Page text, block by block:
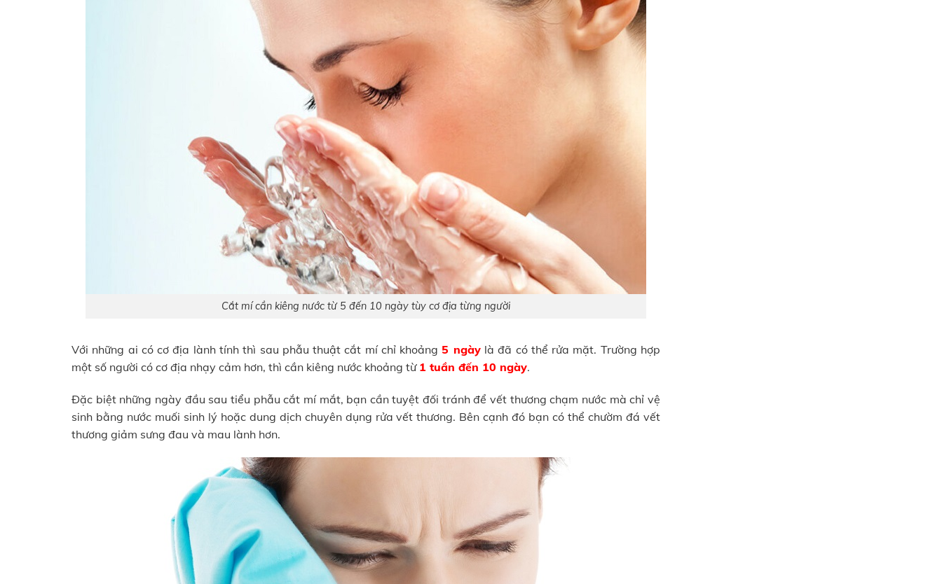
Cắt mí cần kiêng nước từ 5 đến 10 ngày tùy cơ địa từng người
Với những ai có cơ địa lành tính thì sau phẫu thuật cắt mí chỉ khoảng 5 ngàylà đã có thể rửa mặt. Trường hợp
một số người có cơ địa nhạy cảm hơn, thì cần kiêng nước khoảng từ 1 tuần đến 10 ngày.
Đặc biệt những ngày đầu sau tiểu phẫu cắt mí mắt, bạn cần tuyệt đối tránh để vết thương chạm nước mà chỉ vệ
sinh bằng nước muối sinh lý hoặc dung dịch chuyên dụng rửa vết thương. Bên cạnh đó bạn có thể chườm đá vết
thương giảm sưng đau và mau lành hơn.